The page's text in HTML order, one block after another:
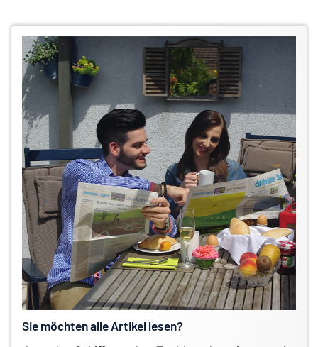
Sie möchten alle Artikel lesen?